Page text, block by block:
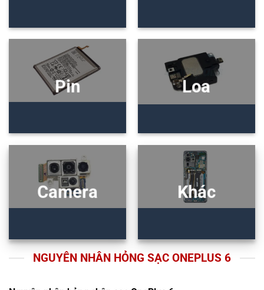
Pin Loa
Camera Khác
NGUYÊN NHÂN HỎNG SẠC ONEPLUS 6